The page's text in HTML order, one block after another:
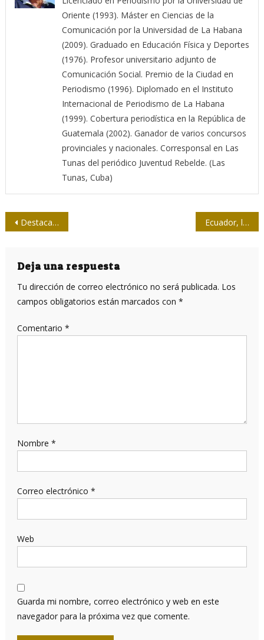
Oriente (1993). Máster en Ciencias de la
Comunicación por la Universidad de La Habana
(2009). Graduado en Educación Física y Deportes
(1976). Profesor universitario adjunto de
Comunicación Social. Premio de la Ciudad en
Periodismo (1996). Diplomado en el Instituto
Internacional de Periodismo de La Habana
(1999). Cobertura periodística en la República de
Guatemala (2002). Ganador de varios concursos
provinciales y nacionales. Corresponsal en Las
Tunas del periódico Juventud Rebelde. (Las
Tunas, Cuba)
Navegación
entradas
Destaca Raúl en Caracas importancia de la unidad revolucionaria Ecuador, la batalla decisiva
Deja una respuesta
Tu dirección de correo electrónico no será publicada. Los
campos obligatorios están marcados con *
Comentario *
Nombre *
Correo electrónico *
Web
Guarda mi nombre, correo electrónico y web en este
navegador para la próxima vez que comente.